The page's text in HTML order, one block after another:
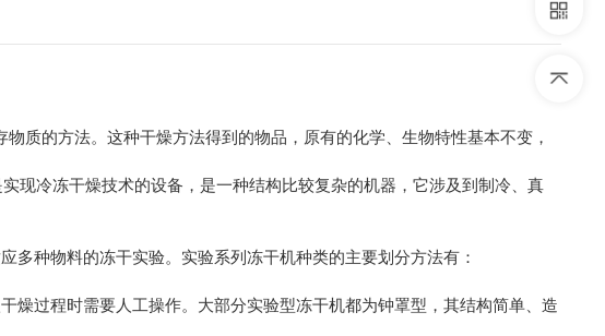
质的方法。这种干燥方法得到的物品，原有的化学、生物特性基本不变，
现冷冻干燥技术的设备，是一种结构比较复杂的机器，它涉及到制冷、真
种物料的冻干实验。实验系列冻干机种类的主要划分方法有：
过程时需要人工操作。大部分实验型冻干机都为钟罩型，其结构简单、造